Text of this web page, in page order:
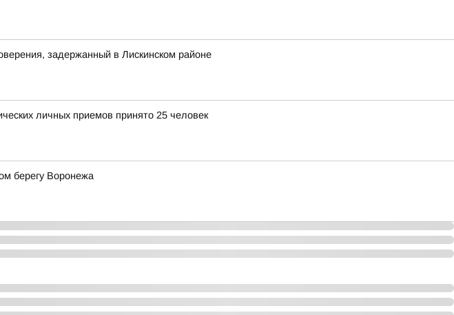
задержанный в Лискинском районе
личных приемов принято 25 человек
берегу Воронежа